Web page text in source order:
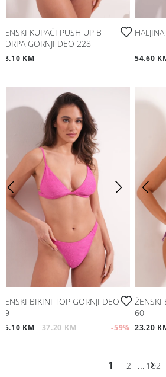
ŽENSKI KUPAĆI PUSH UP B
KORPA GORNJI DEO 228
48.10 KM 54.60
ŽENSKI BIKINI TOP GORNJI DEO
69
15.10 KM 37.20 KM -59%
ŽENSKI
60
23.20
1 2 ... 102